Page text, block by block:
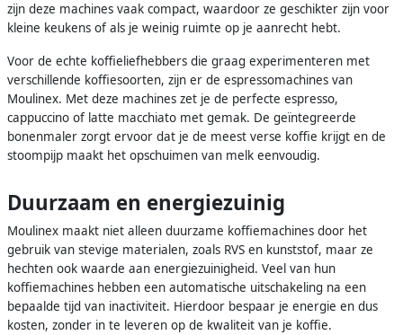
zijn deze machines vaak compact, waardoor ze geschikter zijn voor
kleine keukens of als je weinig ruimte op je aanrecht hebt.
Voor de echte koffieliefhebbers die graag experimenteren met
verschillende koffiesoorten, zijn er de espressomachines van
Moulinex. Met deze machines zet je de perfecte espresso,
cappuccino of latte macchiato met gemak. De geïntegreerde
bonenmaler zorgt ervoor dat je de meest verse koffie krijgt en de
stoompijp maakt het opschuimen van melk eenvoudig.
Duurzaam en energiezuinig
Moulinex maakt niet alleen duurzame koffiemachines door het
gebruik van stevige materialen, zoals RVS en kunststof, maar ze
hechten ook waarde aan energiezuinigheid. Veel van hun
koffiemachines hebben een automatische uitschakeling na een
bepaalde tijd van inactiviteit. Hierdoor bespaar je energie en dus
kosten, zonder in te leveren op de kwaliteit van je koffie.